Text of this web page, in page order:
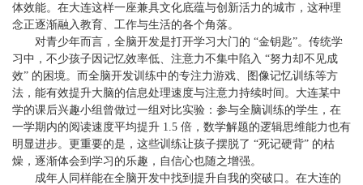
体效能。在大连这样一座兼具文化底蕴与创新活力的城市，这种理
念正逐渐融入教育、工作与生活的各个角落。
对青少年而言，全脑开发是打开学习大门的 “金钥匙”。传统学
习中，不少孩子因记忆效率低、注意力不集中陷入 “努力却不见成
效” 的困境。而全脑开发训练中的专注力游戏、图像记忆训练等方
法，能有效提升大脑的信息处理速度与注意力持续时间。大连某中
学的课后兴趣小组曾做过一组对比实验：参与全脑训练的学生，在
一学期内的阅读速度平均提升 1.5 倍，数学解题的逻辑思维能力也有
明显进步。更重要的是，这些训练让孩子摆脱了 “死记硬背” 的枯
燥，逐渐体会到学习的乐趣，自信心也随之增强。
成年人同样能在全脑开发中找到提升自我的突破口。在大连的